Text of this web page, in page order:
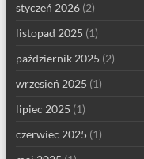
styczeń 2026(2)
listopad 2025 (1)
październik 2025 (2)
wrzesień 2025 (1)
lipiec 2025 (1)
czerwiec 2025 (1)